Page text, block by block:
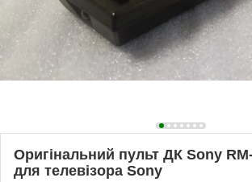
Оригінальний пульт ДК Sony
для телевізора Sony